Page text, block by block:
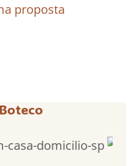
proposta